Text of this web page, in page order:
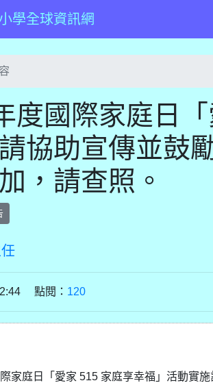
學全球資訊網
度國際家庭日
協助宣傳並鼓
，請查照。
點閱： 120
家庭日「愛家 515 家庭享幸福」活動實施